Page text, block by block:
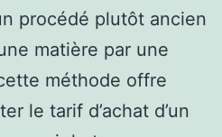
procédé plutôt ancien
matière par une
méthode offre
le tarif d’achat d’un